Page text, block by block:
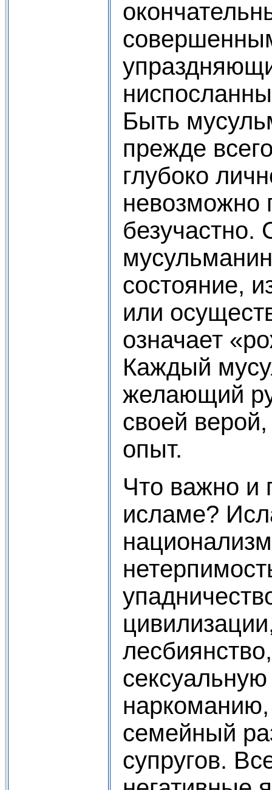
Быть
прежде
глубоко
невозможно
безучастно.
состояние,
или
означает
Каждый
желающий
своей
опыт.
Что важно и
исламе?
семейный
супругов.